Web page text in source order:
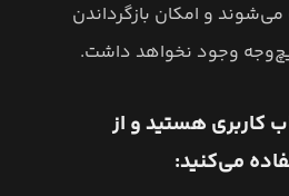
و امکان بازگرداندن
وجود نخواهد داشت.
کاربری هستید و از
می‌کنید: